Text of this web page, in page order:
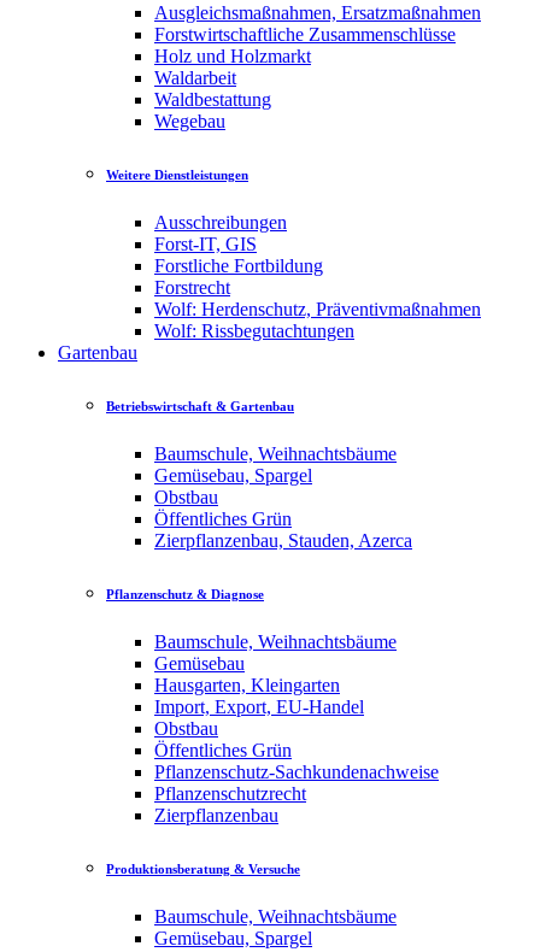
Ausgleichsmaßnahmen, Ersatzmaßnahmen
Forstwirtschaftliche Zusammenschlüsse
Holz und Holzmarkt
Waldarbeit
Waldbestattung
Wegebau
Weitere Dienstleistungen
Ausschreibungen
Forst-IT, GIS
Forstliche Fortbildung
Forstrecht
Wolf: Herdenschutz, Präventivmaßnahmen
Wolf: Rissbegutachtungen
Gartenbau
Betriebswirtschaft & Gartenbau
Baumschule, Weihnachtsbäume
Gemüsebau, Spargel
Obstbau
Öffentliches Grün
Zierpflanzenbau, Stauden, Azerca
Pflanzenschutz & Diagnose
Baumschule, Weihnachtsbäume
Gemüsebau
Hausgarten, Kleingarten
Import, Export, EU-Handel
Obstbau
Öffentliches Grün
Pflanzenschutz-Sachkundenachweise
Pflanzenschutzrecht
Zierpflanzenbau
Produktionsberatung & Versuche
Baumschule, Weihnachtsbäume
Gemüsebau, Spargel